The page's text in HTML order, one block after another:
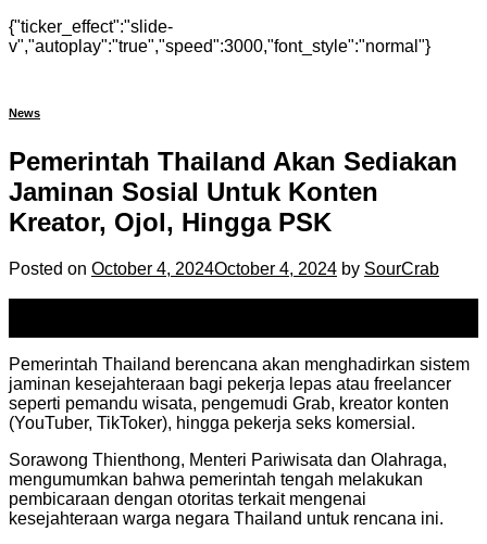
{"ticker_effect":"slide-
v","autoplay":"true","speed":3000,"font_style":"normal"}
News
Pemerintah Thailand Akan Sediakan
Jaminan Sosial Untuk Konten
Kreator, Ojol, Hingga PSK
Posted on October 4, 2024October 4, 2024 by SourCrab
Pemerintah Thailand berencana akan menghadirkan sistem
jaminan kesejahteraan bagi pekerja lepas atau freelancer
seperti pemandu wisata, pengemudi Grab, kreator konten
(YouTuber, TikToker), hingga pekerja seks komersial.
Sorawong Thienthong, Menteri Pariwisata dan Olahraga,
mengumumkan bahwa pemerintah tengah melakukan
pembicaraan dengan otoritas terkait mengenai
kesejahteraan warga negara Thailand untuk rencana ini.